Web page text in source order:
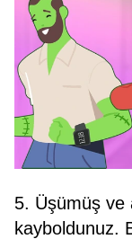
5. Üşümüş ve
kayboldunuz.